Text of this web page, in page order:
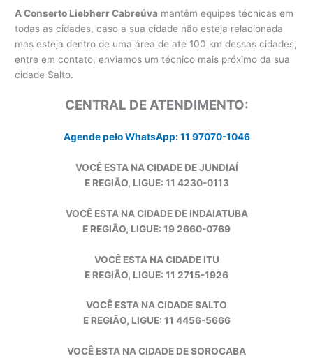
A Conserto Liebherr Cabreúva mantêm equipes técnicas em
todas as cidades, caso a sua cidade não esteja relacionada
mas esteja dentro de uma área de até 100 km dessas cidades,
entre em contato, enviamos um técnico mais próximo da sua
cidade Salto.
CENTRAL DE ATENDIMENTO:
Agende pelo WhatsApp: 11 97070-1046
VOCÊ ESTA NA CIDADE DE JUNDIAÍ
E REGIÃO, LIGUE: 11 4230-0113
VOCÊ ESTA NA CIDADE DE INDAIATUBA
E REGIÃO, LIGUE: 19 2660-0769
VOCÊ ESTA NA CIDADE ITU
E REGIÃO, LIGUE: 11 2715-1926
VOCÊ ESTA NA CIDADE SALTO
E REGIÃO, LIGUE: 11 4456-5666
VOCÊ ESTA NA CIDADE DE SOROCABA